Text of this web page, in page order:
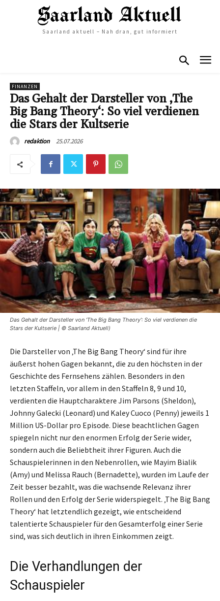
Saarland aktuell – Nah dran, gut informiert
FINANZEN
Das Gehalt der Darsteller von ‚The
Big Bang Theory‘: So viel verdienen
die Stars der Kultserie
redaktion 25.07.2026
Das Gehalt der Darsteller von 'The Big Bang Theory': So viel verdienen die
Stars der Kultserie | © Saarland Aktuell)
Die Darsteller von ‚The Big Bang Theory‘ sind für ihre
äußerst hohen Gagen bekannt, die zu den höchsten in der
Geschichte des Fernsehens zählen. Besonders in den
letzten Staffeln, vor allem in den Staffeln 8, 9 und 10,
verdienten die Hauptcharaktere Jim Parsons (Sheldon),
Johnny Galecki (Leonard) und Kaley Cuoco (Penny) jeweils 1
Million US-Dollar pro Episode. Diese beachtlichen Gagen
spiegeln nicht nur den enormen Erfolg der Serie wider,
sondern auch die Beliebtheit ihrer Figuren. Auch die
Schauspielerinnen in den Nebenrollen, wie Mayim Bialik
(Amy) und Melissa Rauch (Bernadette), wurden im Laufe der
Zeit besser bezahlt, was die wachsende Relevanz ihrer
Rollen und den Erfolg der Serie widerspiegelt. ‚The Big Bang
Theory‘ hat letztendlich gezeigt, wie entscheidend
talentierte Schauspieler für den Gesamterfolg einer Serie
sind, was sich deutlich in ihren Einkommen zeigt.
Die Verhandlungen der
Schauspieler